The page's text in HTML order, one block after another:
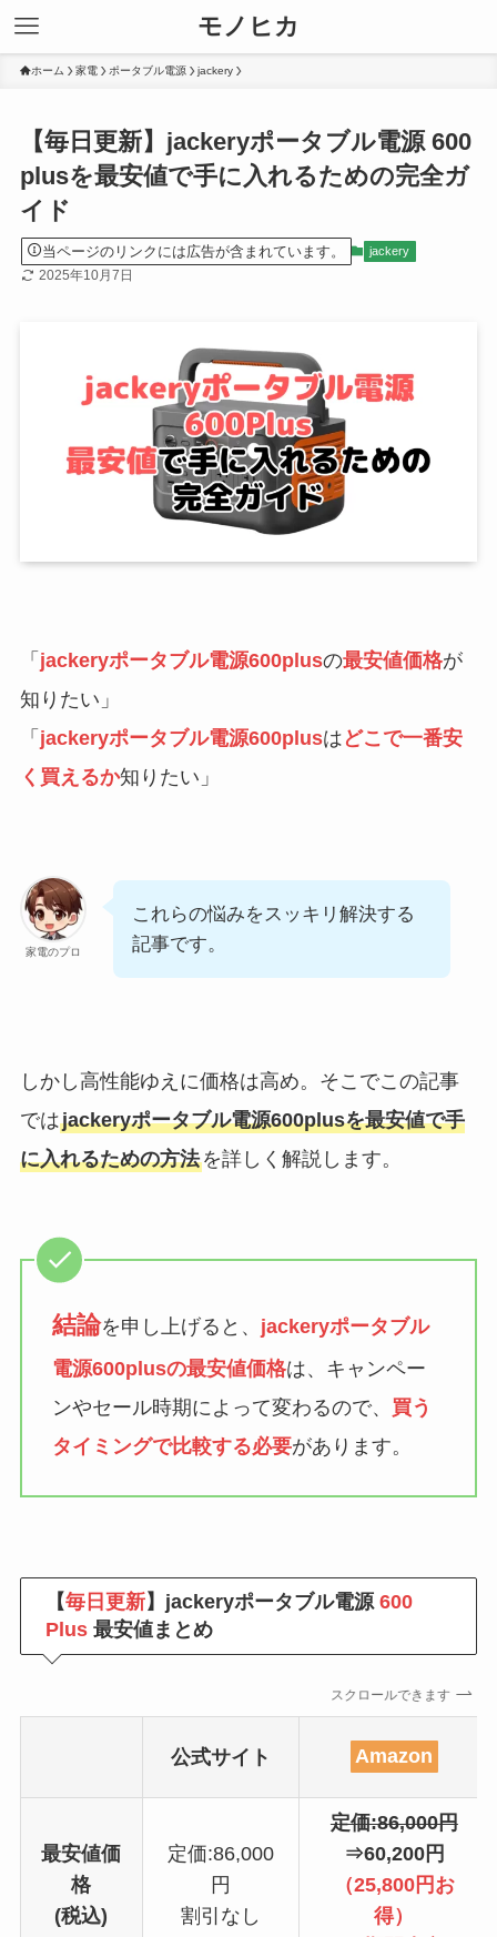
モノヒカ
ホーム 家電 ポータブル電源 jackery
【毎日更新】jackeryポータブル電源 600
plusを最安値で手に入れるための完全ガ
イド
当ページのリンクには広告が含まれています。 jackery
2025年10月7日
「 jackeryポータブル電源600plusの最安値価格が
知りたい」
「 jackeryポータブル電源600plusは どこで一番安
く買えるか知りたい」
家電のプロ
これらの悩みをスッキリ解決する
記事です。
しかし高性能ゆえに価格は高め。そこでこの記事
ではjackeryポータブル電源600plusを最安値で手
に入れるための方法を詳しく解説します。
結論を申し上げると、 jackeryポータブル
電源600plusの最安値価格は、キャンペー
ンやセール時期によって変わるので、 買う
タイミングで比較する必要があります。
【毎日更新】jackeryポータブル電源600
Plus 最安値まとめ
スクロールできます
公式サイト Amazon
最安値価
格
(税込)
定価:86,000
円
割引なし
定価:86,000円
⇒60,200円
（25,800円お
得）